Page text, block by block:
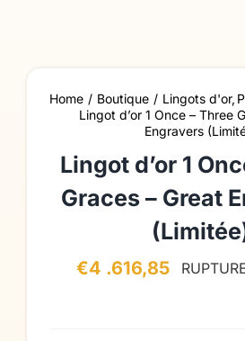
Home Boutique Lingots d'or
Lingot d’or 1 Once – Three
Engravers
Lingot d’or 1
Graces – Great
€4 .616,85